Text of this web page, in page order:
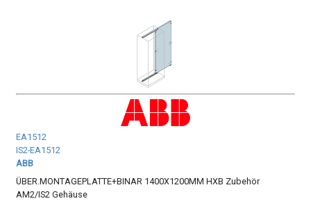
EA1512
IS2-EA1512
ABB
ÜBER.MONTAGEPLATTE+BINAR 1400X1200MM HXB Zubehör
AM2/IS2 Gehäuse